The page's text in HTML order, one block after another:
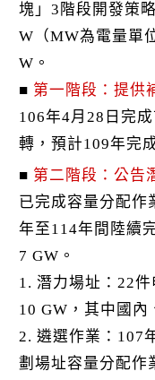
塊」3階段開發策
W（MW為電量單
W。
■ 第一階段：提供
106年4月28日完
轉，預計109年完
■ 第二階段：公告
已完成容量分配作
年至114年間陸續
7 GW。
1. 潛力場址：22
10 GW，其中國內
2. 遴選作業：107
劃場址容量分配作